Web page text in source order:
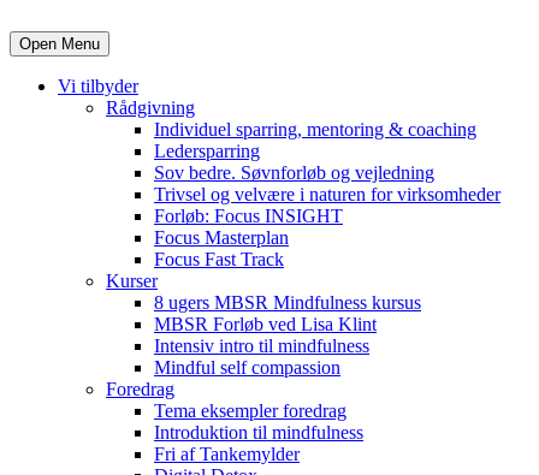
Open Menu
Vi tilbyder
Rådgivning
Individuel sparring, mentoring & coaching
Ledersparring
Sov bedre. Søvnforløb og vejledning
Trivsel og velvære i naturen for virksomheder
Forløb: Focus INSIGHT
Focus Masterplan
Focus Fast Track
Kurser
8 ugers MBSR Mindfulness kursus
MBSR Forløb ved Lisa Klint
Intensiv intro til mindfulness
Mindful self compassion
Foredrag
Tema eksempler foredrag
Introduktion til mindfulness
Fri af Tankemylder